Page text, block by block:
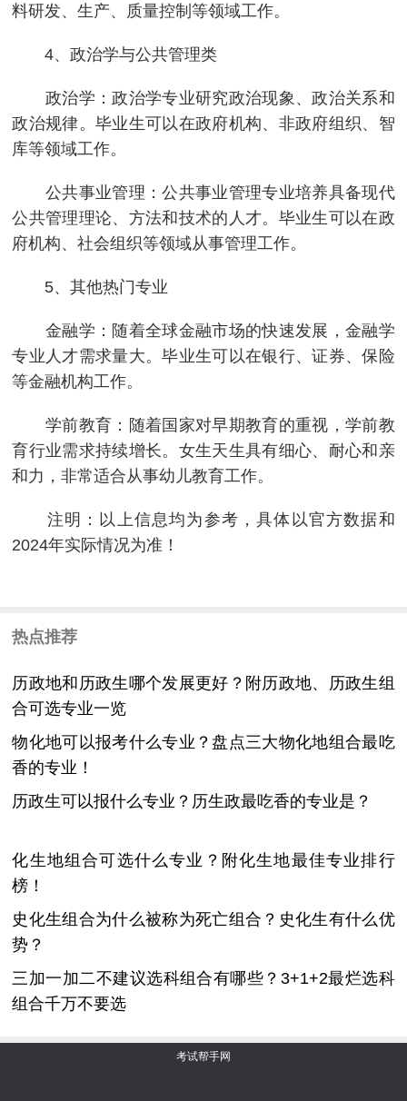
料研发、生产、质量控制等领域工作。
4、政治学与公共管理类
政治学：政治学专业研究政治现象、政治关系和
政治规律。毕业生可以在政府机构、非政府组织、智
库等领域工作。
公共事业管理：公共事业管理专业培养具备现代
公共管理理论、方法和技术的人才。毕业生可以在政
府机构、社会组织等领域从事管理工作。
5、其他热门专业
金融学：随着全球金融市场的快速发展，金融学
专业人才需求量大。毕业生可以在银行、证券、保险
等金融机构工作。
学前教育：随着国家对早期教育的重视，学前教
育行业需求持续增长。女生天生具有细心、耐心和亲
和力，非常适合从事幼儿教育工作。
注明：以上信息均为参考，具体以官方数据和
2024年实际情况为准！
热点推荐
历政地和历政生哪个发展更好？附历政地、历政生组
合可选专业一览
物化地可以报考什么专业？盘点三大物化地组合最吃
香的专业！
历政生可以报什么专业？历生政最吃香的专业是？
化生地组合可选什么专业？附化生地最佳专业排行
榜！
史化生组合为什么被称为死亡组合？史化生有什么优
势？
三加一加二不建议选科组合有哪些？3+1+2最烂选科
组合千万不要选
考试帮手网